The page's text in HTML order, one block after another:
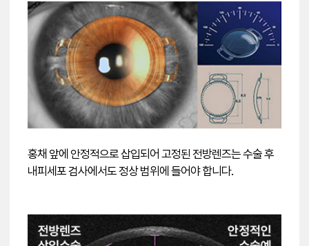
홍채 앞에 안정적으로 삽입되어 고정된 전방렌즈는 수술 후
내피세포 검사에서도 정상 범위에 들어야 합니다.